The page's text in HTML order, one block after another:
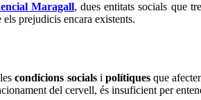
Maragall, dues entitats socials que
prejudicis encara existents.
lescondicions socialsi polítiquesque
del cervell, és insuficient per